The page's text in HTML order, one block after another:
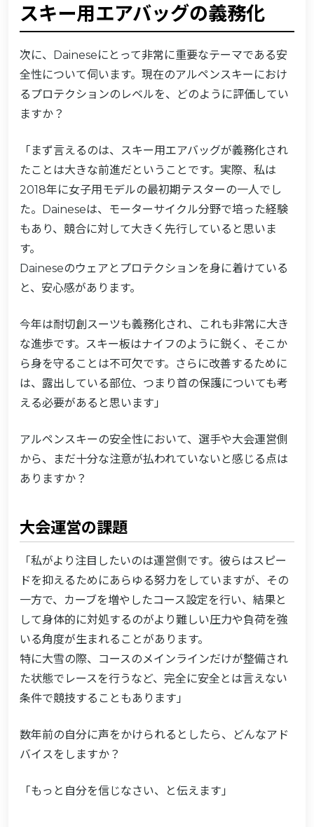
スキー用エアバッグの義務化
次に、Daineseにとって非常に重要なテーマである安
全性について伺います。現在のアルペンスキーにおけ
るプロテクションのレベルを、どのように評価してい
ますか？
「まず言えるのは、スキー用エアバッグが義務化され
たことは大きな前進だということです。実際、私は
2018年に女子用モデルの最初期テスターの一人でし
た。Daineseは、モーターサイクル分野で培った経験
もあり、競合に対して大きく先行していると思いま
す。
Daineseのウェアとプロテクションを身に着けている
と、安心感があります。
今年は耐切創スーツも義務化され、これも非常に大き
な進歩です。スキー板はナイフのように鋭く、そこか
ら身を守ることは不可欠です。さらに改善するために
は、露出している部位、つまり首の保護についても考
える必要があると思います」
アルペンスキーの安全性において、選手や大会運営側
から、まだ十分な注意が払われていないと感じる点は
ありますか？
大会運営の課題
「私がより注目したいのは運営側です。彼らはスピー
ドを抑えるためにあらゆる努力をしていますが、その
一方で、カーブを増やしたコース設定を行い、結果と
して身体的に対処するのがより難しい圧力や負荷を強
いる角度が生まれることがあります。
特に大雪の際、コースのメインラインだけが整備され
た状態でレースを行うなど、完全に安全とは言えない
条件で競技することもあります」
数年前の自分に声をかけられるとしたら、どんなアド
バイスをしますか？
「もっと自分を信じなさい、と伝えます」